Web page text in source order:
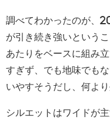
調べてわかったのが、
が引き続き強いという
あたりをベースに組み
すぎず、でも地味でも
いやすそうだし、何より
シルエットはワイドが